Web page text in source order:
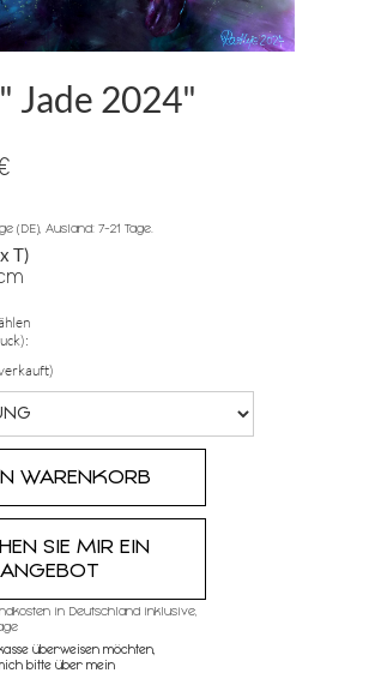
Jade 2024"
(DE), Ausland: 7-21 Tage.
T)
SIE MIR EIN
ANGEBOT
in Deutschland inklusive,
überweisen möchten,
bitte über mein